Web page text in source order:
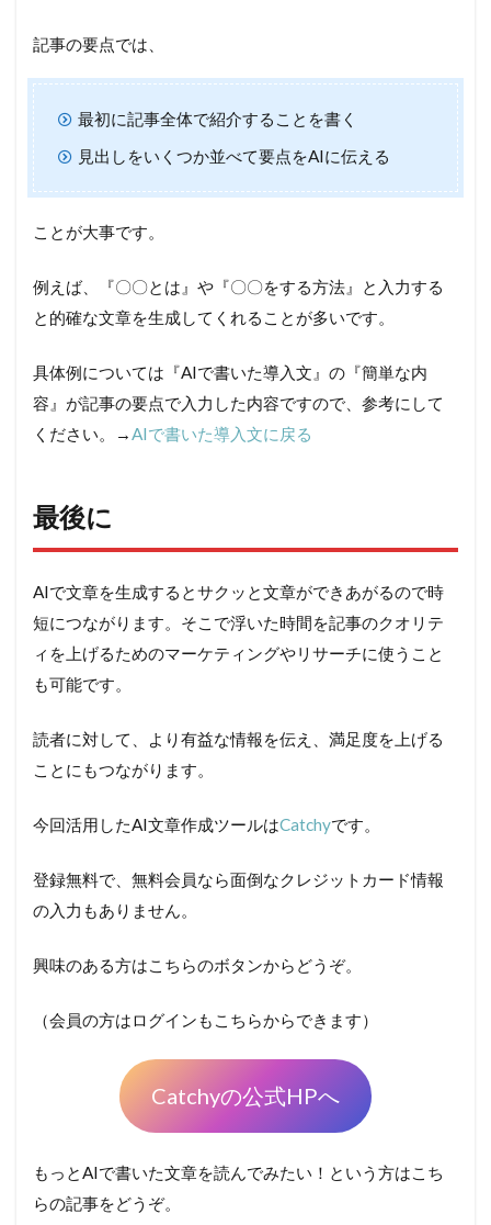
記事の要点では、
最初に記事全体で紹介することを書く
見出しをいくつか並べて要点をAIに伝える
ことが大事です。
例えば、『〇〇とは』や『〇〇をする方法』と入力する
と的確な文章を生成してくれることが多いです。
具体例については『AIで書いた導入文』の『簡単な内
容』が記事の要点で入力した内容ですので、参考にして
ください。→ AIで書いた導入文に戻る
最後に
AIで文章を生成するとサクッと文章ができあがるので時
短につながります。そこで浮いた時間を記事のクオリテ
ィを上げるためのマーケティングやリサーチに使うこと
も可能です。
読者に対して、より有益な情報を伝え、満足度を上げる
ことにもつながります。
今回活用したAI文章作成ツールはCatchyです。
登録無料で、無料会員なら面倒なクレジットカード情報
の入力もありません。
興味のある方はこちらのボタンからどうぞ。
（会員の方はログインもこちらからできます）
Catchyの公式HPへ
もっとAIで書いた文章を読んでみたい！という方はこち
らの記事をどうぞ。